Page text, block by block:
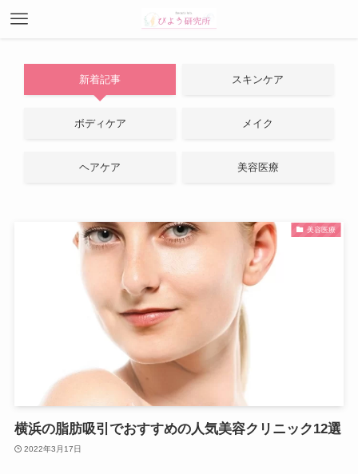
新着記事 スキンケア
ボディケア メイク
ヘアケア 美容医療
美容医療
横浜の脂肪吸引でおすすめの人気美容クリニック12選
2022年3月17日